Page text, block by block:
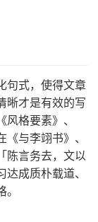
句式，使得文章
晰才是有效的写
格要素》、
《与李翊书》、
陈言务去，文以
成质朴载道、